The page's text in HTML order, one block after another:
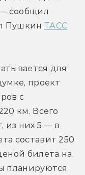
сообщил
Пушкин ТАСС
для
проект
с
км. Всего
из них 5 — в
составит 250
планируются